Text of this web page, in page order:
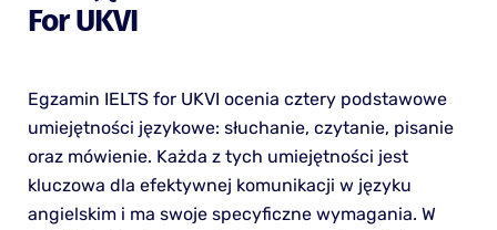
For UKVI
Egzamin IELTS for UKVI ocenia cztery podstawowe
umiejętności językowe: słuchanie, czytanie, pisanie
oraz mówienie. Każda z tych umiejętności jest
kluczowa dla efektywnej komunikacji w języku
angielskim i ma swoje specyficzne wymagania. W